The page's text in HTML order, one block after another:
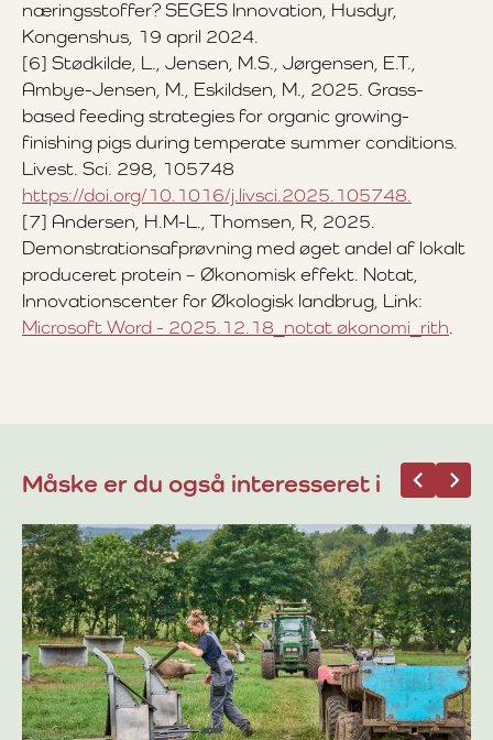
næringsstoffer? SEGES Innovation, Husdyr,
Kongenshus, 19 april 2024.
[6] Stødkilde, L., Jensen, M.S., Jørgensen, E.T.,
Ambye-Jensen, M., Eskildsen, M., 2025. Grass-
based feeding strategies for organic growing-
finishing pigs during temperate summer conditions.
Livest. Sci. 298, 105748
https://doi.org/10.1016/j.livsci.2025.105748.
[7] Andersen, H.M-L., Thomsen, R, 2025.
Demonstrationsafprøvning med øget andel af lokalt
produceret protein – Økonomisk effekt. Notat,
Innovationscenter for Økologisk landbrug, Link:
Microsoft Word - 2025.12.18_notat økonomi_rith.
Måske er du også interesseret i